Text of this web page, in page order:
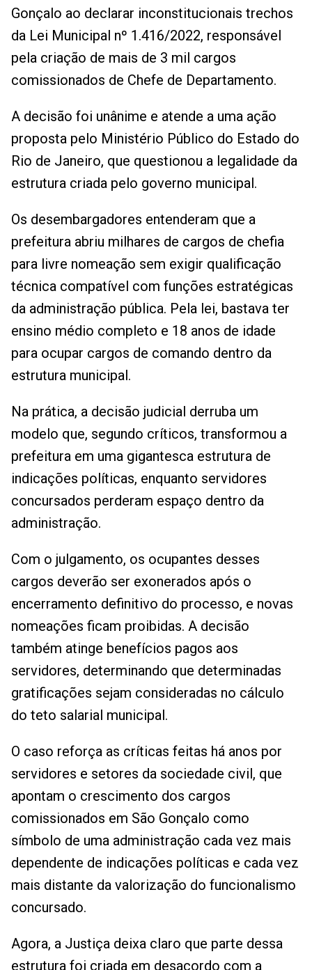
Gonçalo ao declarar inconstitucionais trechos
da Lei Municipal nº 1.416/2022, responsável
pela criação de mais de 3 mil cargos
comissionados de Chefe de Departamento.
A decisão foi unânime e atende a uma ação
proposta pelo Ministério Público do Estado do
Rio de Janeiro, que questionou a legalidade da
estrutura criada pelo governo municipal.
Os desembargadores entenderam que a
prefeitura abriu milhares de cargos de chefia
para livre nomeação sem exigir qualificação
técnica compatível com funções estratégicas
da administração pública. Pela lei, bastava ter
ensino médio completo e 18 anos de idade
para ocupar cargos de comando dentro da
estrutura municipal.
Na prática, a decisão judicial derruba um
modelo que, segundo críticos, transformou a
prefeitura em uma gigantesca estrutura de
indicações políticas, enquanto servidores
concursados perderam espaço dentro da
administração.
Com o julgamento, os ocupantes desses
cargos deverão ser exonerados após o
encerramento definitivo do processo, e novas
nomeações ficam proibidas. A decisão
também atinge benefícios pagos aos
servidores, determinando que determinadas
gratificações sejam consideradas no cálculo
do teto salarial municipal.
O caso reforça as críticas feitas há anos por
servidores e setores da sociedade civil, que
apontam o crescimento dos cargos
comissionados em São Gonçalo como
símbolo de uma administração cada vez mais
dependente de indicações políticas e cada vez
mais distante da valorização do funcionalismo
concursado.
Agora, a Justiça deixa claro que parte dessa
estrutura foi criada em desacordo com a